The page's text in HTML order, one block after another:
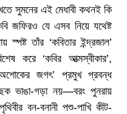
সুমনের এই মেধাবী কথনই কি
জফিরও যে এসব নিয়ে যথেষ্ট
তাঁর ‘কবিতার ইন্দ্রজাল’
করে ‘কবির আত্মস্বীকার’,
‘অশোকের জগৎ’ প্রমুখ প্রবন্ধ
ভাঙা-গড়া নয়—বরং পুনরায়
বন-বনানী পশু-পাখি কীট-